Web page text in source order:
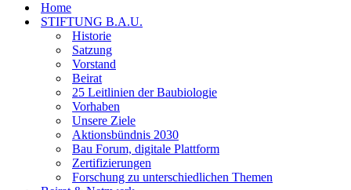
Home
STIFTUNG B.A.U.
Historie
Satzung
Vorstand
Beirat
25 Leitlinien der Baubiologie
Vorhaben
Unsere Ziele
Aktionsbündnis 2030
Bau Forum, digitale Plattform
Zertifizierungen
Forschung zu unterschiedlichen Themen